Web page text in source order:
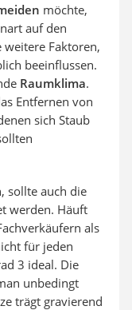
möchte,
auf den
weitere Faktoren,
beeinflussen.
Raumklima.
Entfernen von
sich Staub
sollte auch die
werden. Häuft
als
für jeden
3 ideal. Die
unbedingt
trägt gravierend